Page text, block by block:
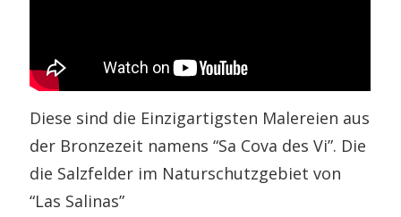
Diese sind die Einzigartigsten Malereien aus
der Bronzezeit namens “Sa Cova des Vi”. Die
die Salzfelder im Naturschutzgebiet von
“Las Salinas”